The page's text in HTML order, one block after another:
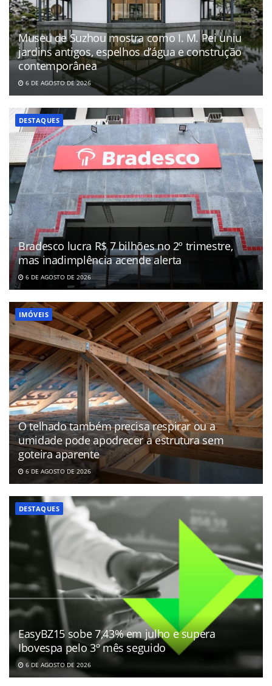
Museu de Suzhou mostra como I. M. Pei uniu
jardins antigos, espelhos d’água e construção
contemporânea
6 DE AGOSTO DE 2026
DESTAQUES
Bradesco lucra R$ 7 bilhões no 2º trimestre,
mas inadimplência acende alerta
6 DE AGOSTO DE 2026
IMÓVEIS
O telhado também precisa respirar ou a
umidade pode apodrecer a estrutura sem
goteira aparente
6 DE AGOSTO DE 2026
DESTAQUES
EasyBZ15 sobe 7,43% em julho e supera
Ibovespa pelo 3º mês seguido
6 DE AGOSTO DE 2026